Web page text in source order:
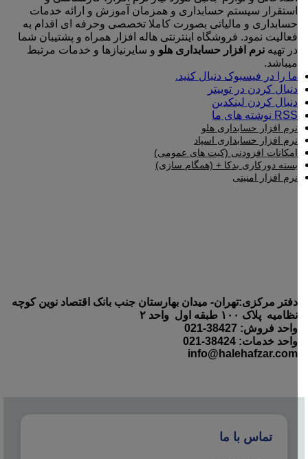
شوند
استقرار سیستم حسابداری و همزمان آموزش و ارائه خدمات
حسابداری و مالیاتی بصورت کاملا تخصصی وحرفه ای اقدام به
فعالیت نمود. فروشگاه اینترنتی هاله افزار همراه و پشتیبان شما
در تهیه نرم افزار حسابداری هلو و سایرنیازها و خدمات مرتبط
میباشد.
ما را در فیسبوک دنبال کنید.
دنبال کردن در توییتر
دنبال کردن لینکدین
RSS نوشته های ما
نرم افزار حسابداری هلو
نرم افزار حسابداری اسپاد
امکانات افزودنی (کیت های عمومی)
بسته دورکاری بدکا + (همگام سازی)
نرم افزار امنیتی
دفتر مرکزی:تهران- میدان بهارستان جنب بانک اقتصاد نوین کوچه
نظامیه پلاک ۱۰۰ طبقه اول واحد ۲
واحد فروش: 38427-021
واحد خدمات: 38424-021
info@halehafzar.com
تماس با ما